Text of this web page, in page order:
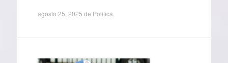
agosto 25, 2025 de Política